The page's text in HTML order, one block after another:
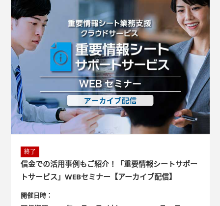
終了
信金での活用事例もご紹介！「重要情報シートサポー
トサービス」WEBセミナー【アーカイブ配信】
開催日時：